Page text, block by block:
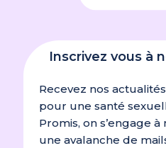
Inscrivez vous à
Recevez nos
pour une santé
Promis, on s’engage
une avalanche de